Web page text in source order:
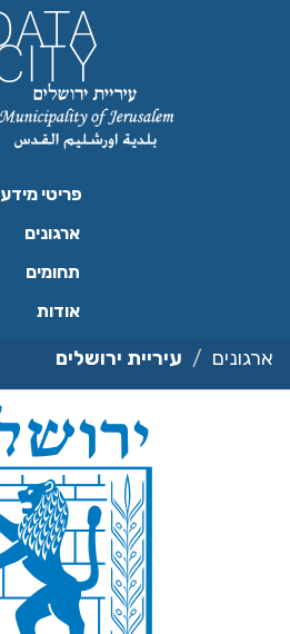
פריטי מידע
ארגונים
תחומים
אודות
ארגונים עיריית ירושלים